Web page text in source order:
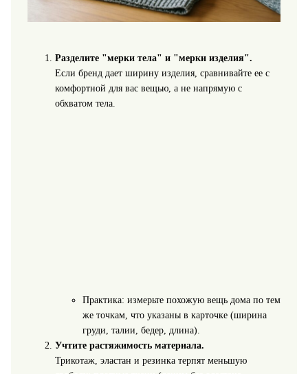
Разделите "мерки тела" и "мерки изделия".
Если бренд дает ширину изделия, сравнивайте ее с
комфортной для вас вещью, а не напрямую с
обхватом тела.
Практика: измерьте похожую вещь дома по тем
же точкам, что указаны в карточке (ширина
груди, талии, бедер, длина).
Учтите растяжимость материала.
Трикотаж, эластан и резинка терпят меньшую